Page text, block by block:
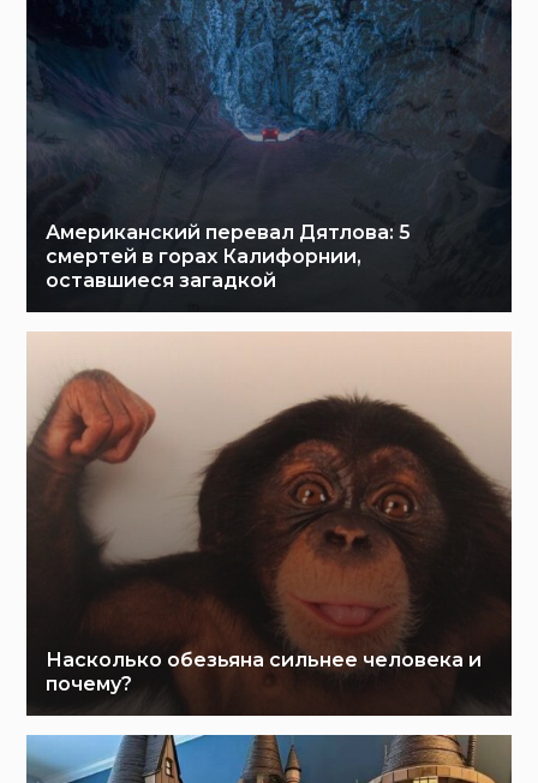
Американский перевал Дятлова: 5
смертей в горах Калифорнии,
оставшиеся загадкой
Насколько обезьяна сильнее человека и
почему?